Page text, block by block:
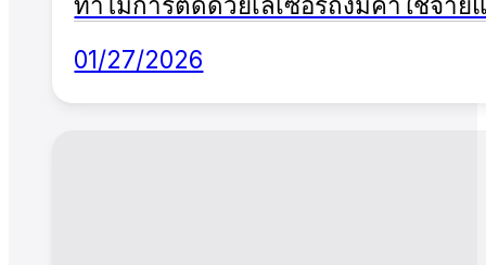
01/27/2026